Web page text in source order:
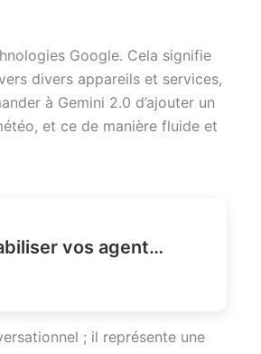
Google. Cela signifie
divers appareils et services,
à Gemini 2.0 d’ajouter un
et ce de manière fluide et
Agent harness engineering comment fiabiliser vos agents IA ?
; il représente une